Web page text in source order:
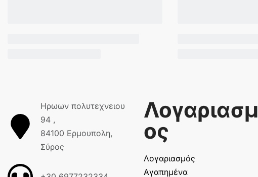
Ηρωων πολυτεχνειου
94 ,
84100 Ερμουπολη,
Σύρος
Λογαριασμ
ος
Λογαριασμός
Αγαπημένα